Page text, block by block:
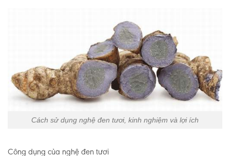
Cách sử dụng nghệ đen tươi, kinh nghiệm và lợi ích
Công dụng của nghệ đen tươi